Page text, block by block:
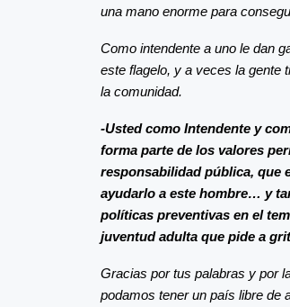
una mano enorme para
Como intendente a uno le dan
este flagelo, y a veces la gente
la comunidad.
-Usted como Intendente y
forma parte de los valores
responsabilidad pública, que
ayudarlo a este hombre… y
políticas preventivas en el
juventud adulta que pide a
Gracias por tus palabras y por
podamos tener un país libre de